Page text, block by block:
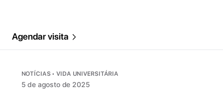
Agendar visita
NOTÍCIAS • VIDA UNIVERSITÁRIA
5 de agosto de 2025